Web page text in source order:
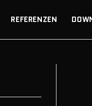
REFERENZEN